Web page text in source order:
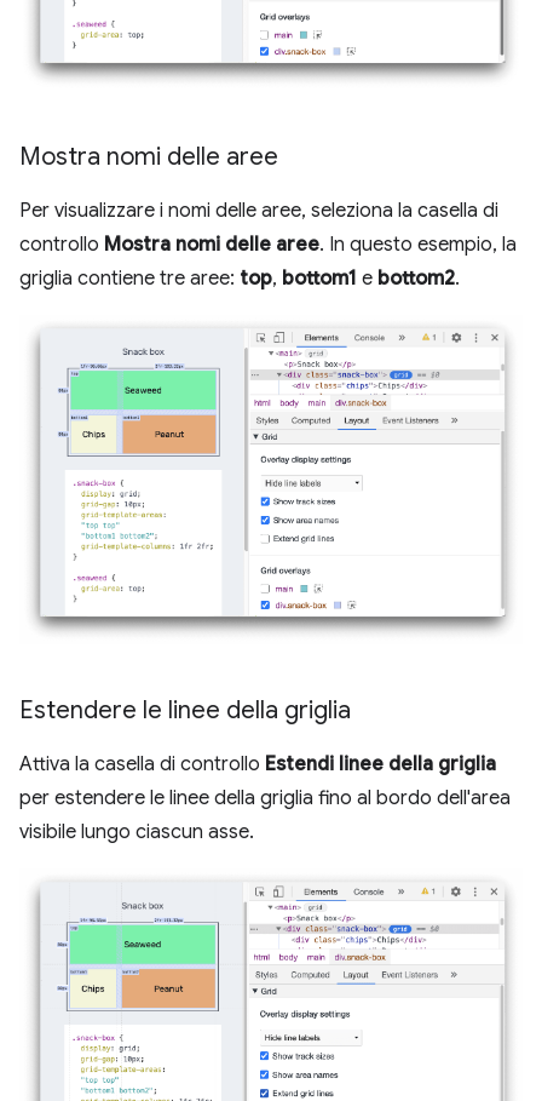
Mostra nomi delle aree
Per visualizzare i nomi delle aree, seleziona la casella di
controllo Mostra nomi delle aree. In questo esempio, la
griglia contiene tre aree: top, bottom1 e bottom2.
Estendere le linee della griglia
Attiva la casella di controllo Estendi linee della griglia
per estendere le linee della griglia fino al bordo dell'area
visibile lungo ciascun asse.